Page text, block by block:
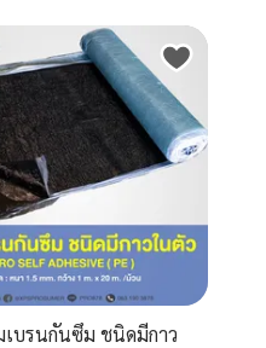
บรนกันซึม ชนิดมีกาว